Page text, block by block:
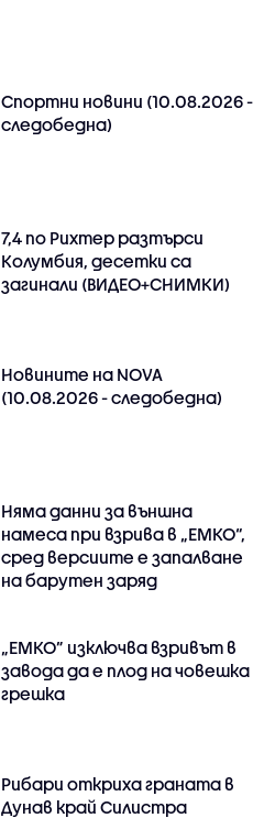
Спортни новини (10.08.2026 -
следобедна)
7,4 по Рихтер разтърси
Колумбия, десетки са
загинали (ВИДЕО+СНИМКИ)
Новините на NOVA
(10.08.2026 - следобедна)
Няма данни за външна
намеса при взрива в „ЕМКО“,
сред версиите е запалване
на барутен заряд
„ЕМКО” изключва взривът в
завода да е плод на човешка
грешка
Рибари откриха граната в
Дунав край Силистра